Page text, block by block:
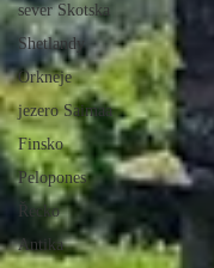
sever Skotska
Shetlandy
Orkneje
jezero Saimaa
Finsko
Pelopones
Řecko
Antika